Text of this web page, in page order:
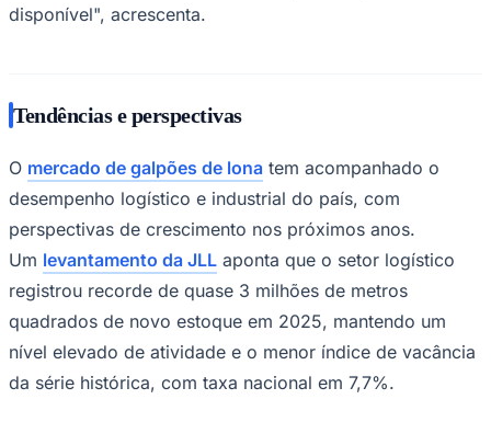
Palmeiras
disponível", acrescenta.
Tendências e perspectivas
O mercado de galpões de lona tem acompanhado o
desempenho logístico e industrial do país, com
perspectivas de crescimento nos próximos anos.
Um levantamento da JLL aponta que o setor logístico
registrou recorde de quase 3 milhões de metros
quadrados de novo estoque em 2025, mantendo um
nível elevado de atividade e o menor índice de vacância
da série histórica, com taxa nacional em 7,7%.